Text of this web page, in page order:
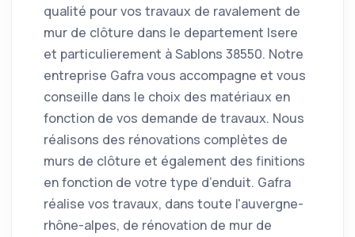
qualité pour vos travaux de ravalement de
mur de clôture dans le departement Isere
et particulierement à Sablons 38550. Notre
entreprise Gafra vous accompagne et vous
conseille dans le choix des matériaux en
fonction de vos demande de travaux. Nous
réalisons des rénovations complètes de
murs de clôture et également des finitions
en fonction de votre type d’enduit. Gafra
réalise vos travaux, dans toute l'auvergne-
rhône-alpes, de rénovation de mur de